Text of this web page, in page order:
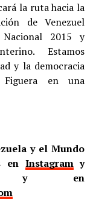
la ruta hacia la
de Venezuel
2015 y
Estamos
y la democracia
Figuera en una
y el Mundo
en Instagramy
en